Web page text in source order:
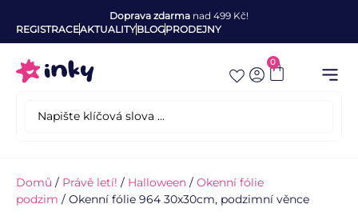
Doprava zdarma nad 499 Kč!
REGISTRACEAKTUALITYBLOGPRODEJNY
0
Domů / Právě letí! / Halloween / Okenní fólie
podzim / Okenní fólie 964 30x30cm, podzimní věnce